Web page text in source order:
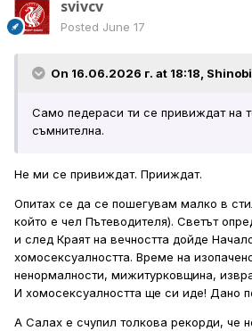
svivcv
Posted June 17
On 16.06.2026 г. at 18:18, Shinobi
Само педераси ти се привиждат на
съмнителна.
Не ми се привиждат. Прииждат.
Опитах се да се пошегувам малко в
който е чел Пътеводителя). Светът
и след Краят на вечността дойде
хомосексуалността. Време на
ненормалности, мижитурковщина,
И хомосексуалността ще си иде! Дано
А Салах е счупил толкова рекорди, че